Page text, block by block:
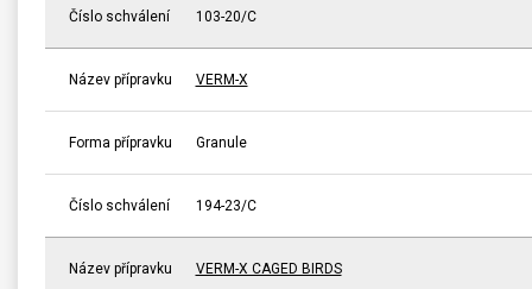
Číslo schválení 103-20/C
Název přípravku VERM-X
Forma přípravku Granule
Číslo schválení 194-23/C
Název přípravku VERM-X CAGED BIRDS